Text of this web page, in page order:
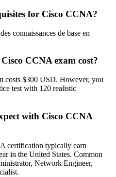
for Cisco CCNA?
connaissances de base en
CCNA exam cost?
costs $300 USD. However, you
test with 120 realistic
with Cisco CCNA
certification typically earn
in the United States. Common
Network Engineer,